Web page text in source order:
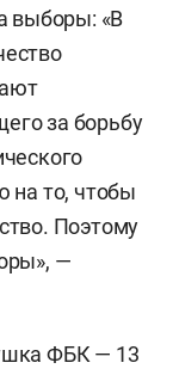
выборы: «В
за борьбу
на то, чтобы
Поэтому
—
ФБК — 13